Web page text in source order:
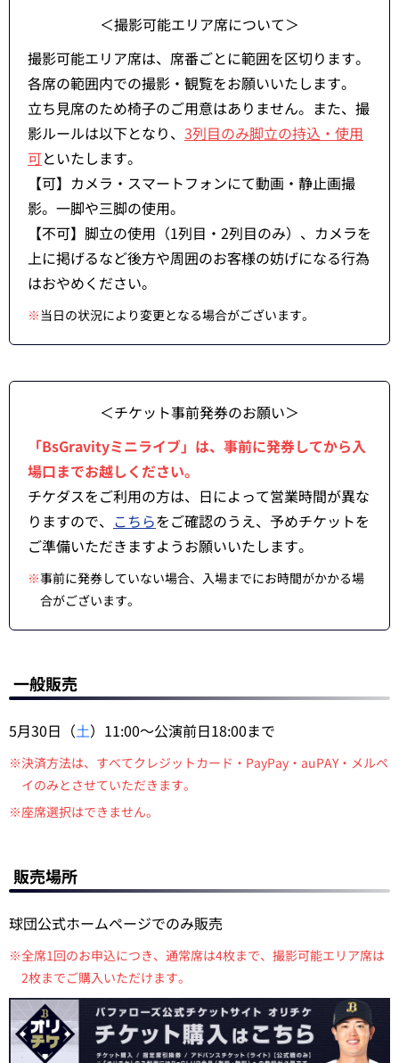
＜撮影可能エリア席について＞
撮影可能エリア席は、席番ごとに範囲を区切ります。
各席の範囲内での撮影・観覧をお願いいたします。
立ち見席のため椅子のご用意はありません。また、撮
影ルールは以下となり、 3列目のみ脚立の持込・使用
可といたします。
【可】カメラ・スマートフォンにて動画・静止画撮
影。一脚や三脚の使用。
【不可】脚立の使用（1列目・2列目のみ）、カメラを
上に掲げるなど後方や周囲のお客様の妨げになる行為
はおやめください。
※当日の状況により変更となる場合がございます。
＜チケット事前発券のお願い＞
「BsGravityミニライブ」は、事前に発券してから入
場口までお越しください。
チケダスをご利用の方は、日によって営業時間が異な
りますので、 こちらをご確認のうえ、予めチケットを
ご準備いただきますようお願いいたします。
※事前に発券していない場合、入場までにお時間がかかる場
合がございます。
一般販売
5月30日（土）11:00～公演前日18:00まで
※決済方法は、すべてクレジットカード・PayPay・auPAY・メルペ
イのみとさせていただきます。
※座席選択はできません。
販売場所
球団公式ホームページでのみ販売
※全席1回のお申込につき、通常席は4枚まで、撮影可能エリア席は
2枚までご購入いただけます。